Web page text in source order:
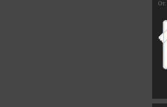
От: